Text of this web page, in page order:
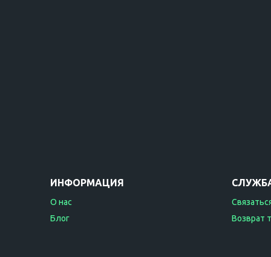
ИНФОРМАЦИЯ
О нас
Блог
Возврат